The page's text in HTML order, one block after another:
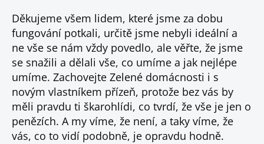
Děkujeme všem lidem, které jsme za dobu
fungování potkali, určitě jsme nebyli ideální a
ne vše se nám vždy povedlo, ale věřte, že jsme
se snažili a dělali vše, co umíme a jak nejlépe
umíme. Zachovejte Zelené domácnosti i s
novým vlastníkem přízeň, protože bez vás by
měli pravdu ti škarohlídi, co tvrdí, že vše je jen o
penězích. A my víme, že není, a taky víme, že
vás, co to vidí podobně, je opravdu hodně.